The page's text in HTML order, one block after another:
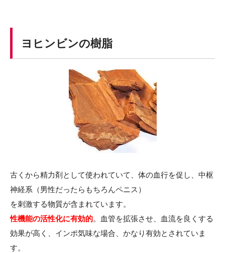
ヨヒンビンの樹脂
古くから精力剤として使われていて、体の血行を促し、中枢
神経系（男性だったらもちろんペニス）
を刺激する物質が含まれています。
性機能の活性化に有効的。血管を拡張させ、血流を良くする
効果が高く、インポ気味な場合、かなり有効とされていま
す。